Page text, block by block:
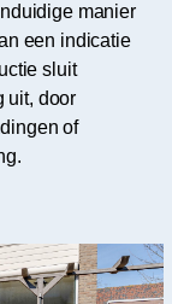
manier
een indicatie
sluit
uit, door
of